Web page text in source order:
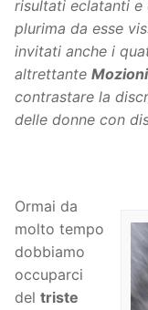
risultati eclatanti e
plurima da esse
invitati anche i
altrettante
contrastare la
delle donne con
Ormai da
molto tempo
dobbiamo
occuparci
del triste